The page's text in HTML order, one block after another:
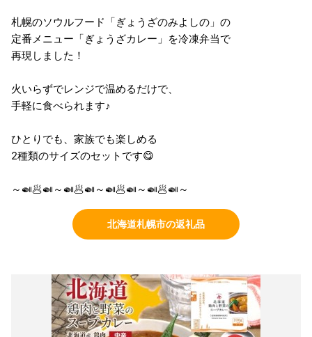
札幌のソウルフード「ぎょうざのみよしの」の
定番メニュー「ぎょうざカレー」を冷凍弁当で
再現しました！
火いらずでレンジで温めるだけで、
手軽に食べられます♪
ひとりでも、家族でも楽しめる
2種類のサイズのセットです😋
～🍛🥟🍛～🍛🥟🍛～🍛🥟🍛～🍛🥟🍛～
北海道札幌市の返礼品